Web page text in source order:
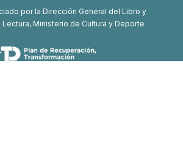
por la Dirección General del Libro y
Lectura, Ministerio de Cultura y Deporte